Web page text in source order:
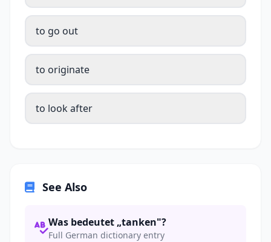
to go out
to originate
to look after
See Also
Was bedeutet „tanken"?
Full German dictionary entry